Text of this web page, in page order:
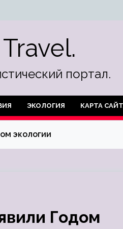
портал.
ЭКОЛОГИЯ КАРТА
экологии
Годом